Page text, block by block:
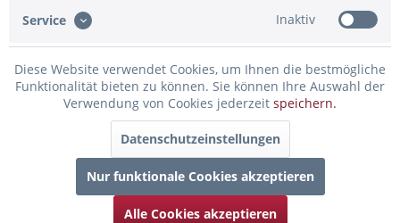
Bewertungen lesen, schreiben und diskutieren...
mehr
Infos zum Hersteller
Folgende Infos zum Hersteller sind verfübar......mehr
Kunden haben sich ebenfalls angesehen
Service Inaktiv
Diese Website verwendet Cookies, um Ihnen die bestmögliche
Funktionalität bieten zu können. Sie können Ihre Auswahl der
Verwendung von Cookies jederzeit speichern.
Datenschutzeinstellungen
Nur funktionale Cookies akzeptieren
Alle Cookies akzeptieren